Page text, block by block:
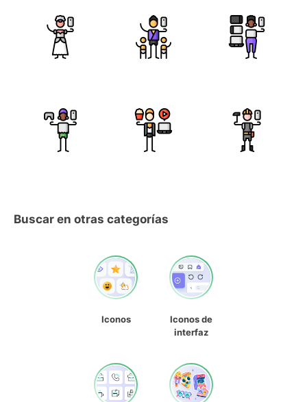
Buscar en otras categorías
Iconos
Iconos de
interfaz